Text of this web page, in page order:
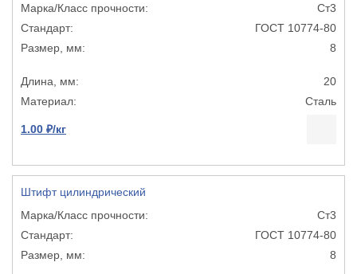
Ст3
ГОСТ 10774-80
8
20
Сталь
1.00 ₽/кг
Штифт цилиндрический
Ст3
ГОСТ 10774-80
8